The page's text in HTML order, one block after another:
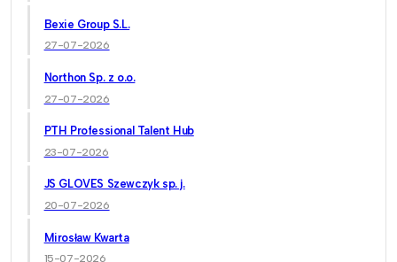
Bexie Group S.L.
27-07-2026
Northon Sp. z o.o.
27-07-2026
PTH Professional Talent Hub
23-07-2026
JS GLOVES Szewczyk sp. j.
20-07-2026
Mirosław Kwarta
15-07-2026